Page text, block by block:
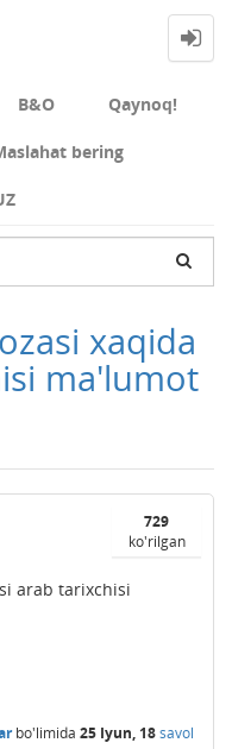
В&О Qaynoq!
bering
xaqida
ma'lumot
729
ko'rilgan
arab tarixchisi
bo'limida 25 Iyun, 18savol